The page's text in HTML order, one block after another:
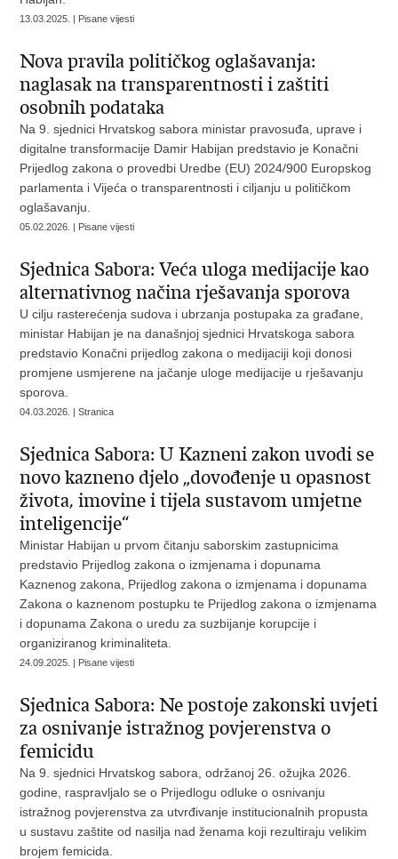
13.03.2025. | Pisane vijesti
Nova pravila političkog oglašavanja:
naglasak na transparentnosti i zaštiti
osobnih podataka
Na 9. sjednici Hrvatskog sabora ministar pravosuđa, uprave i
digitalne transformacije Damir Habijan predstavio je Konačni
Prijedlog zakona o provedbi Uredbe (EU) 2024/900 Europskog
parlamenta i Vijeća o transparentnosti i ciljanju u političkom
oglašavanju.
05.02.2026. | Pisane vijesti
Sjednica Sabora: Veća uloga medijacije kao
alternativnog načina rješavanja sporova
U cilju rasterećenja sudova i ubrzanja postupaka za građane,
ministar Habijan je na današnjoj sjednici Hrvatskoga sabora
predstavio Konačni prijedlog zakona o medijaciji koji donosi
promjene usmjerene na jačanje uloge medijacije u rješavanju
sporova.
04.03.2026. | Stranica
Sjednica Sabora: U Kazneni zakon uvodi se
novo kazneno djelo „dovođenje u opasnost
života, imovine i tijela sustavom umjetne
inteligencije“
Ministar Habijan u prvom čitanju saborskim zastupnicima
predstavio Prijedlog zakona o izmjenama i dopunama
Kaznenog zakona, Prijedlog zakona o izmjenama i dopunama
Zakona o kaznenom postupku te Prijedlog zakona o izmjenama
i dopunama Zakona o uredu za suzbijanje korupcije i
organiziranog kriminaliteta.
24.09.2025. | Pisane vijesti
Sjednica Sabora: Ne postoje zakonski uvjeti
za osnivanje istražnog povjerenstva o
femicidu
Na 9. sjednici Hrvatskog sabora, održanoj 26. ožujka 2026.
godine, raspravljalo se o Prijedlogu odluke o osnivanju
istražnog povjerenstva za utvrđivanje institucionalnih propusta
u sustavu zaštite od nasilja nad ženama koji rezultiraju velikim
brojem femicida.